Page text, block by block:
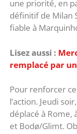
une priorité, en
définitif de Milan
fiable à
Lisez aussi :
remplacé par
Pour renforcer
l’action. Jeudi
déplacé à Rome,
et Bodø/Glimt.